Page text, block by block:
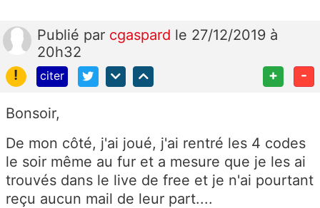
Publié par cgaspard le 27/12/2019 à
20h32
!
citer + -
Bonsoir,
De mon côté, j'ai joué, j'ai rentré les 4 codes
le soir même au fur et a mesure que je les ai
trouvés dans le live de free et je n'ai pourtant
reçu aucun mail de leur part....